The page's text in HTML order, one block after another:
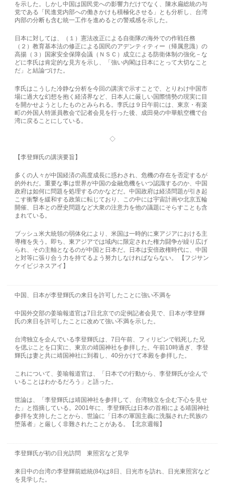
を示した。しかし中国は国民党への影響力だけでなく、陳水扁総統の与
党である「民進党内部への働きかけも積極化させる」とも分析し、台湾
内部の分断も含む統一工作を進めるとの警戒感を示した。
日本に対しては、（１）憲法改正による自衛隊の海外での作戦任務
（２）教育基本法の修正による国民のアデンティティー（帰属意識）の
高揚（３）国家安全保障会議（ＮＳＣ）成立による防衛体制の強化－な
どに李氏は肯定的な見方を示し、「強い内閣は日本にとって大切なこと
だ」と結論づけた。
李氏はこうした冷静な分析を今回の講演で示すことで、とりわけ中国市
場に過大な幻想を抱く経済界など、日本人に厳しい国際情勢の現実に目
を開かせようとしたものとみられる。李氏は９日午前には、東京・有楽
町の外国人特派員教会で記者会見を行った後、成田発の中華航空機で台
湾に戻ることにしている。
◇
【李登輝氏の講演要旨】
多くの人々が中国経済の高度成長に惑わされ、危機の存在を否定するが
的外れだ。重要な事は世界が中国の金融危機をいつ認識するのか、中国
政府は如何に問題を処理するのかなどだ。中国政府は経済問題が引き起
こす衝撃を緩和する政策に転じており、この中には宇宙計画や北京五輪
開催、日本との歴史問題など大衆の注意力を他の議題にそらすことも含
まれている。
ブッシュ米大統領の弱体化により、米国は一時的に東アジアにおける主
導権を失う。即ち、東アジアでは域内に限定された権力闘争が繰り広げ
られ、その主軸となるのが中国と日本だ。日本は安倍政権時代に、中国
と対等に張り合う力を持てるよう努力しなければならない。 【フジサン
ケイビジネスアイ】
中国、日本が李登輝氏の来日を許可したことに強い不満を
中国外交部の姜瑜報道官は7日北京での定例記者会見で、日本が李登輝
氏の来日を許可したことに改めて強い不満を示した。
台湾独立を企んでいる李登輝氏は、7日午前、フィリピンで戦死した兄
を偲ぶことを口実に、東京の靖国神社を参拝した。午前10時過ぎ、李登
輝氏は妻と共に靖国神社に到着し、40分かけて本殿を参拝した。
これについて、姜瑜報道官は、「日本での行動から、李登輝氏が企んで
いることはわかるだろう」と語った。
世論は、「李登輝氏は靖国神社を参拝して、台湾独立を企む下心を見せ
た」と指摘している。2001年に、李登輝氏は日本の首相による靖国神社
参拝を支持したことから、世論に「日本の軍国主義に洗脳された民族の
堕落者」と厳しく非難されたことがある。【北京週報】
李登輝氏が初の日光訪問 東照宮など見学
来日中の台湾の李登輝前総統(84)は8日、日光市を訪れ、日光東照宮など
を見学した。